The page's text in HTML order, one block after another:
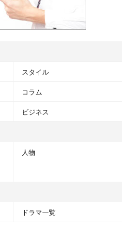
スタイル
コラム
ビジネス
人物
ドラマ一覧